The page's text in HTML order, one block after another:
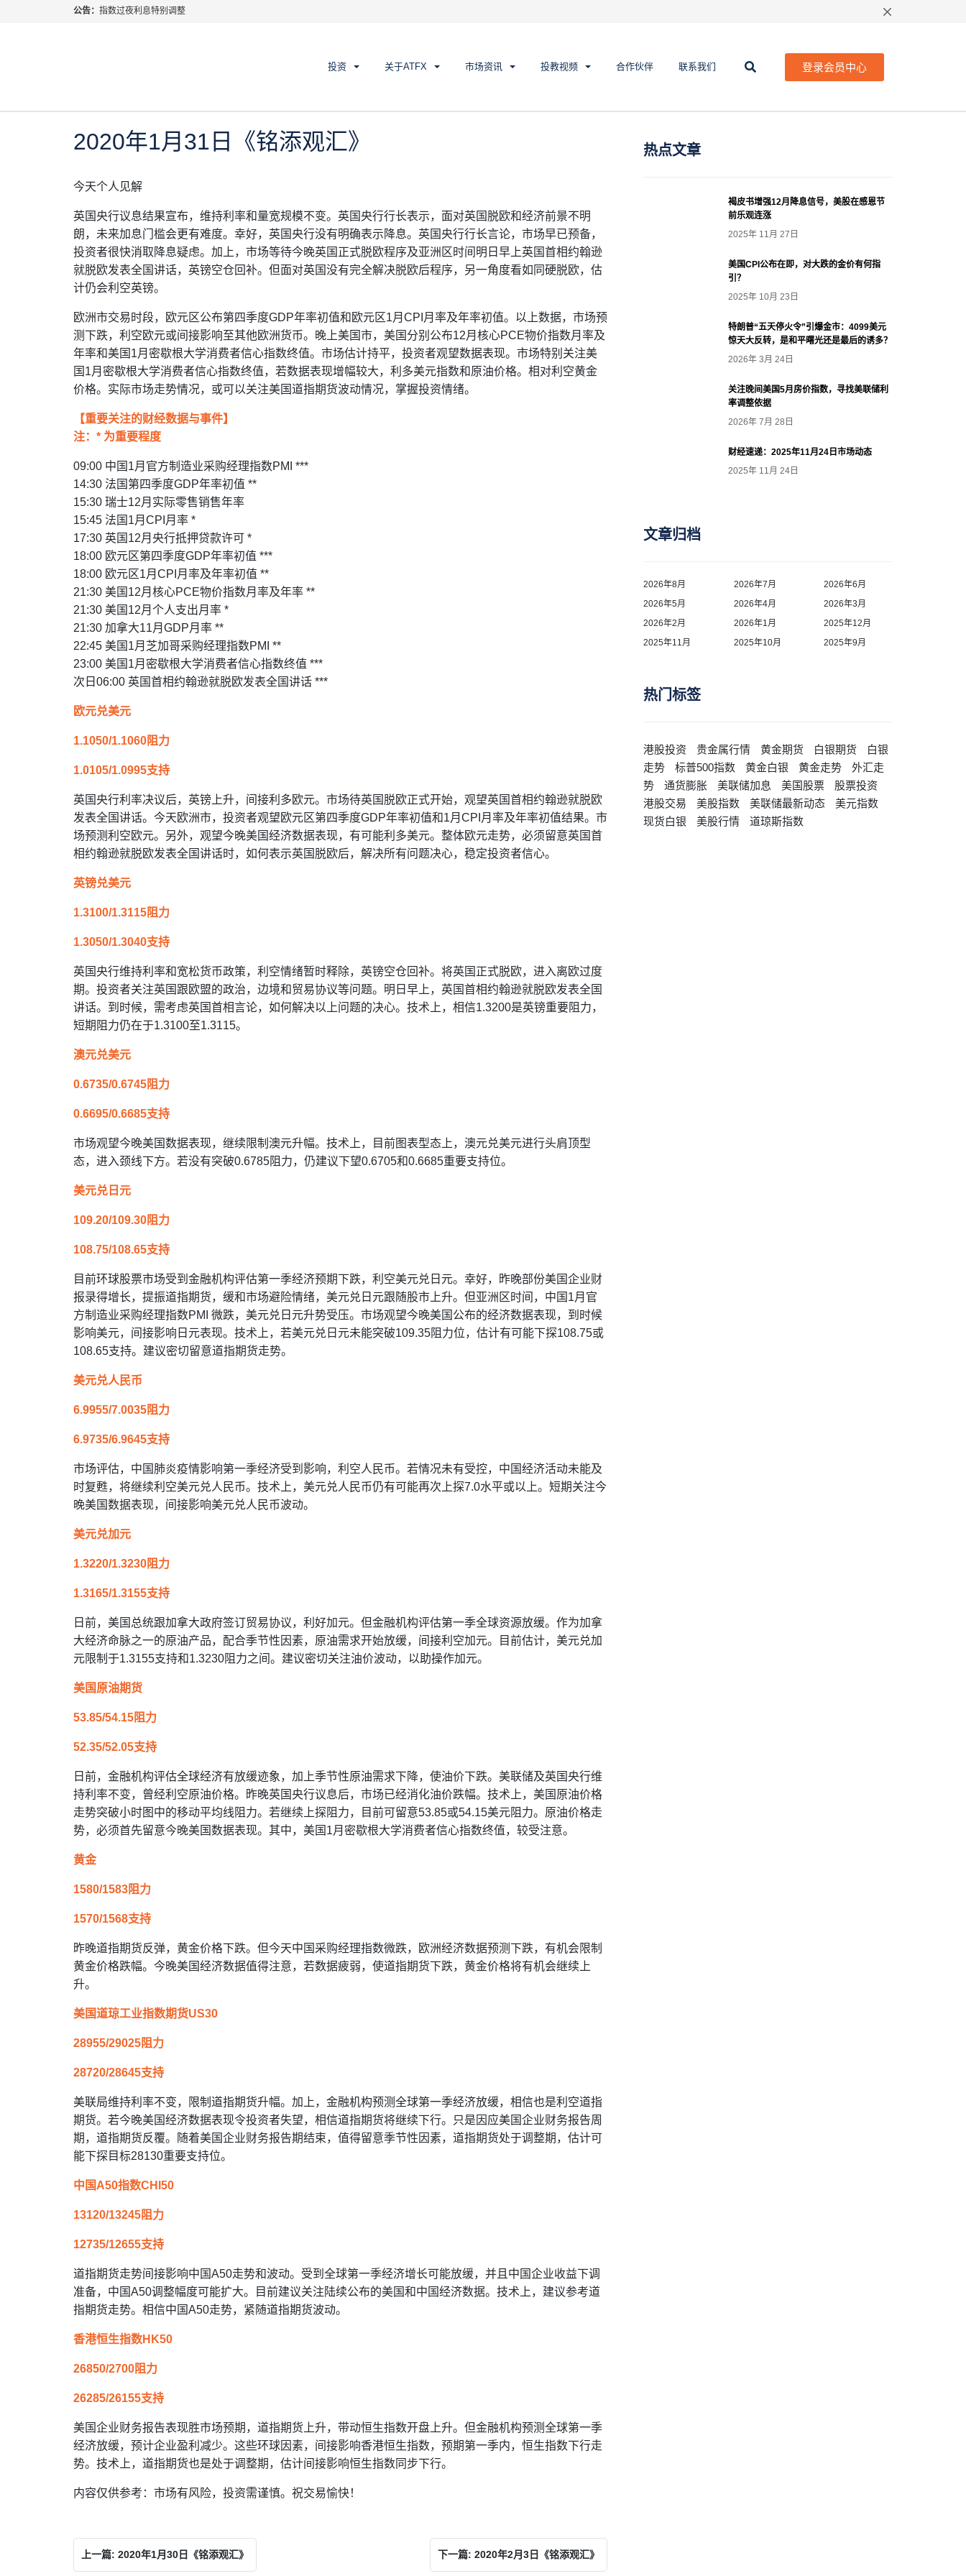
公告： 指数过夜利息特别调整
投资 关于ATFX 市场资讯 投教视频 合作伙伴 联系我们 登录会员中心
2020年1月31日《铭添观汇》
今天个人见解
英国央行议息结果宣布，维持利率和量宽规模不变。英国央行行长表示，面对英国脱欧和经济前景不明
朗，未来加息门槛会更有难度。幸好，英国央行没有明确表示降息。英国央行行长言论，市场早已预备，
投资者很快消取降息疑虑。加上，市场等待今晚英国正式脱欧程序及亚洲区时间明日早上英国首相约翰逊
就脱欧发表全国讲话，英镑空仓回补。但面对英国没有完全解决脱欧后程序，另一角度看如同硬脱欧，估
计仍会利空英镑。
欧洲市交易时段，欧元区公布第四季度GDP年率初值和欧元区1月CPI月率及年率初值。以上数据，市场预
测下跌，利空欧元或间接影响至其他欧洲货币。晚上美国市，美国分别公布12月核心PCE物价指数月率及
年率和美国1月密歇根大学消费者信心指数终值。市场估计持平，投资者观望数据表现。市场特别关注美
国1月密歇根大学消费者信心指数终值，若数据表现增幅较大，利多美元指数和原油价格。相对利空黄金
价格。实际市场走势情况，或可以关注美国道指期货波动情况，掌握投资情绪。
【重要关注的财经数据与事件】
注：* 为重要程度
09:00 中国1月官方制造业采购经理指数PMI ***
14:30 法国第四季度GDP年率初值 **
15:30 瑞士12月实际零售销售年率
15:45 法国1月CPI月率 *
17:30 英国12月央行抵押贷款许可 *
18:00 欧元区第四季度GDP年率初值 ***
18:00 欧元区1月CPI月率及年率初值 **
21:30 美国12月核心PCE物价指数月率及年率 **
21:30 美国12月个人支出月率 *
21:30 加拿大11月GDP月率 **
22:45 美国1月芝加哥采购经理指数PMI **
23:00 美国1月密歇根大学消费者信心指数终值 ***
次日06:00 英国首相约翰逊就脱欧发表全国讲话 ***
欧元兑美元
1.1050/1.1060阻力
1.0105/1.0995支持
英国央行利率决议后，英镑上升，间接利多欧元。市场待英国脱欧正式开始，观望英国首相约翰逊就脱欧
发表全国讲话。今天欧洲市，投资者观望欧元区第四季度GDP年率初值和1月CPI月率及年率初值结果。市
场预测利空欧元。另外，观望今晚美国经济数据表现，有可能利多美元。整体欧元走势，必须留意英国首
相约翰逊就脱欧发表全国讲话时，如何表示英国脱欧后，解决所有问题决心，稳定投资者信心。
英镑兑美元
1.3100/1.3115阻力
1.3050/1.3040支持
英国央行维持利率和宽松货币政策，利空情绪暂时释除，英镑空仓回补。将英国正式脱欧，进入离欧过度
期。投资者关注英国跟欧盟的政治，边境和贸易协议等问题。明日早上，英国首相约翰逊就脱欧发表全国
讲话。到时候，需考虑英国首相言论，如何解决以上问题的决心。技术上，相信1.3200是英镑重要阻力，
短期阻力仍在于1.3100至1.3115。
澳元兑美元
0.6735/0.6745阻力
0.6695/0.6685支持
市场观望今晚美国数据表现，继续限制澳元升幅。技术上，目前图表型态上，澳元兑美元进行头肩顶型
态，进入颈线下方。若没有突破0.6785阻力，仍建议下望0.6705和0.6685重要支持位。
美元兑日元
109.20/109.30阻力
108.75/108.65支持
目前环球股票市场受到金融机构评估第一季经济预期下跌，利空美元兑日元。幸好，昨晚部份美国企业财
报录得增长，提振道指期货，缓和市场避险情绪，美元兑日元跟随股市上升。但亚洲区时间，中国1月官
方制造业采购经理指数PMI 微跌，美元兑日元升势受压。市场观望今晚美国公布的经济数据表现，到时候
影响美元，间接影响日元表现。技术上，若美元兑日元未能突破109.35阻力位，估计有可能下探108.75或
108.65支持。建议密切留意道指期货走势。
美元兑人民币
6.9955/7.0035阻力
6.9735/6.9645支持
市场评估，中国肺炎疫情影响第一季经济受到影响，利空人民币。若情况未有受控，中国经济活动未能及
时复甦，将继续利空美元兑人民币。技术上，美元兑人民币仍有可能再次上探7.0水平或以上。短期关注今
晚美国数据表现，间接影响美元兑人民币波动。
美元兑加元
1.3220/1.3230阻力
1.3165/1.3155支持
日前，美国总统跟加拿大政府签订贸易协议，利好加元。但金融机构评估第一季全球资源放缓。作为加拿
大经济命脉之一的原油产品，配合季节性因素，原油需求开始放缓，间接利空加元。目前估计，美元兑加
元限制于1.3155支持和1.3230阻力之间。建议密切关注油价波动，以助操作加元。
美国原油期货
53.85/54.15阻力
52.35/52.05支持
日前，金融机构评估全球经济有放缓迹象，加上季节性原油需求下降，使油价下跌。美联储及英国央行维
持利率不变，曾经利空原油价格。昨晚英国央行议息后，市场已经消化油价跌幅。技术上，美国原油价格
走势突破小时图中的移动平均线阻力。若继续上探阻力，目前可留意53.85或54.15美元阻力。原油价格走
势，必须首先留意今晚美国数据表现。其中，美国1月密歇根大学消费者信心指数终值，较受注意。
黄金
1580/1583阻力
1570/1568支持
昨晚道指期货反弹，黄金价格下跌。但今天中国采购经理指数微跌，欧洲经济数据预测下跌，有机会限制
黄金价格跌幅。今晚美国经济数据值得注意，若数据疲弱，使道指期货下跌，黄金价格将有机会继续上
升。
美国道琼工业指数期货US30
28955/29025阻力
28720/28645支持
美联局维持利率不变，限制道指期货升幅。加上，金融机构预测全球第一季经济放缓，相信也是利空道指
期货。若今晚美国经济数据表现令投资者失望，相信道指期货将继续下行。只是因应美国企业财务报告周
期，道指期货反覆。随着美国企业财务报告期结束，值得留意季节性因素，道指期货处于调整期，估计可
能下探目标28130重要支持位。
中国A50指数CHI50
13120/13245阻力
12735/12655支持
道指期货走势间接影响中国A50走势和波动。受到全球第一季经济增长可能放缓，并且中国企业收益下调
准备，中国A50调整幅度可能扩大。目前建议关注陆续公布的美国和中国经济数据。技术上，建议参考道
指期货走势。相信中国A50走势，紧随道指期货波动。
香港恒生指数HK50
26850/2700阻力
26285/26155支持
美国企业财务报告表现胜市场预期，道指期货上升，带动恒生指数开盘上升。但金融机构预测全球第一季
经济放缓，预计企业盈利减少。这些环球因素，间接影响香港恒生指数，预期第一季内，恒生指数下行走
势。技术上，道指期货也是处于调整期，估计间接影响恒生指数同步下行。
内容仅供参考：市场有风险，投资需谨慎。祝交易愉快！
上一篇: 2020年1月30日《铭添观汇》 下一篇: 2020年2月3日《铭添观汇》
热点文章
褐皮书增强12月降息信号，美股在感恩节
前乐观连涨
2025年 11月 27日
美国CPI公布在即，对大跌的金价有何指
引？
2025年 10月 23日
特朗普“五天停火令”引爆金市：4099美元
惊天大反转，是和平曙光还是最后的诱多？
2026年 3月 24日
关注晚间美国5月房价指数，寻找美联储利
率调整依据
2026年 7月 28日
财经速递：2025年11月24日市场动态
2025年 11月 24日
文章归档
2026年8月 2026年7月
2026年6月
2026年5月
2026年4月
2026年3月
2026年2月
2026年1月
2025年12月
2025年11月
2025年10月 2025年9月
热门标签
港股投资 贵金属行情 黄金期货 白银期货
白银
走势
标普500指数 黄金白银 黄金走势
外汇走
势
通货膨胀 美联储加息 美国股票
股票投资
港股交易
美股指数 美联储最新动态
美元指数
现货白银
美股行情 道琼斯指数